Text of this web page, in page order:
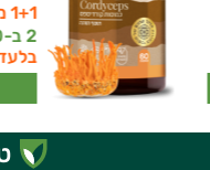
1+1 מתנה
2 ב-